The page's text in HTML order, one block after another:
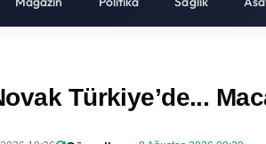
Türkiye’de...